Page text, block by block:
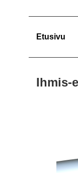
Etusivu
Ihmis-